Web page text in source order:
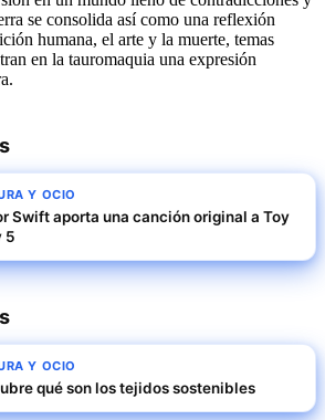
se consolida así como una reflexión
humana, el arte y la muerte, temas
en la tauromaquia una expresión
Y OCIO
Swift aporta una canción original a Toy
5
Y OCIO
qué son los tejidos sostenibles